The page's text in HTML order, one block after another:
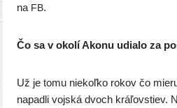
na FB.
Čo sa v oko­lí Akonu udia­lo za
Už je tomu nie­koľ­ko rokov čo
napad­li voj­ská dvoch krá­ľovs­tiev.